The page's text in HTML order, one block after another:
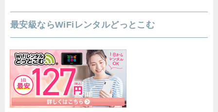
最安級ならWiFiレンタルどっとこむ